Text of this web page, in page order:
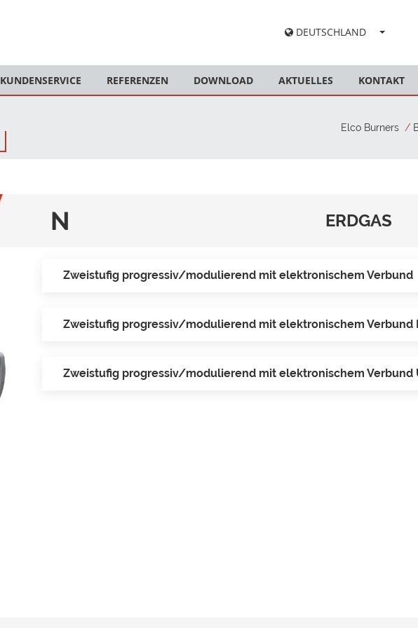
DEUTSCHLAND
KUNDENSERVICE REFERENZEN DOWNLOAD AKTUELLES KONTAKT
Elco Burners
N ERDGAS
Zweistufig progressiv/modulierend mit elektronischem Verbund
Zweistufig progressiv/modulierend mit elektronischem Verbund
Zweistufig progressiv/modulierend mit elektronischem Verbund